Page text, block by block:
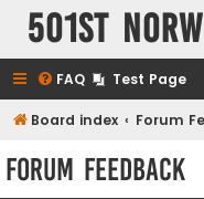
501st
FAQ Test Page
Board index Forum
Forum Feedback